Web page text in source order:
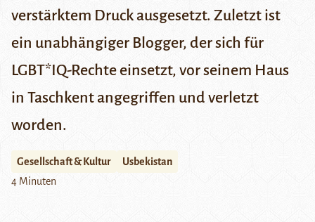
verstärktem Druck ausgesetzt. Zuletzt ist
ein unabhängiger Blogger, der sich für
LGBT*IQ-Rechte einsetzt, vor seinem Haus
in Taschkent angegriffen und verletzt
worden.
Gesellschaft & Kultur
Usbekistan
4 Minuten